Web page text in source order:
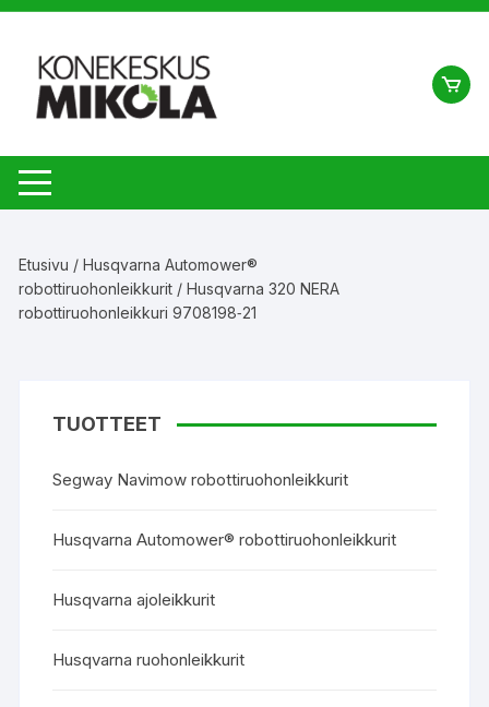
Siirry
sisältöön
Etusivu /Husqvarna Automower®
robottiruohonleikkurit / Husqvarna 320 NERA
robottiruohonleikkuri 9708198‑21
TUOTTEET
Segway Navimow robottiruohonleikkurit
Husqvarna Automower® robottiruohonleikkurit
Husqvarna ajoleikkurit
Husqvarna ruohonleikkurit